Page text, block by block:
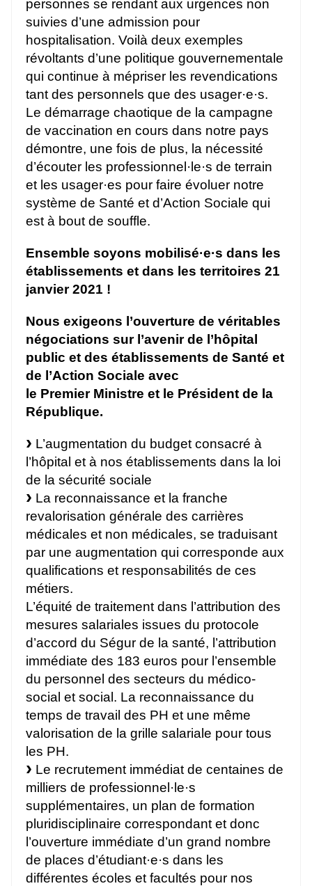
personnes se rendant aux urgences non
suivies d’une admission pour
hospitalisation. Voilà deux exemples
révoltants d’une politique gouvernementale
qui continue à mépriser les revendications
tant des personnels que des usager·e·s.
Le démarrage chaotique de la campagne
de vaccination en cours dans notre pays
démontre, une fois de plus, la nécessité
d’écouter les professionnel·le·s de terrain
et les usager·es pour faire évoluer notre
système de Santé et d’Action Sociale qui
est à bout de souffle.
Ensemble soyons mobilisé·e·s dans les
établissements et dans les territoires 21
janvier 2021 !
Nous exigeons l’ouverture de véritables
négociations sur l’avenir de l’hôpital
public et des établissements de Santé et
de l’Action Sociale avec
le Premier Ministre et le Président de la
République.
L’augmentation du budget consacré à
l’hôpital et à nos établissements dans la loi
de la sécurité sociale
La reconnaissance et la franche
revalorisation générale des carrières
médicales et non médicales, se traduisant
par une augmentation qui corresponde aux
qualifications et responsabilités de ces
métiers.
L’équité de traitement dans l’attribution des
mesures salariales issues du protocole
d’accord du Ségur de la santé, l’attribution
immédiate des 183 euros pour l’ensemble
du personnel des secteurs du médico-
social et social. La reconnaissance du
temps de travail des PH et une même
valorisation de la grille salariale pour tous
les PH.
Le recrutement immédiat de centaines de
milliers de professionnel·le·s
supplémentaires, un plan de formation
pluridisciplinaire correspondant et donc
l’ouverture immédiate d’un grand nombre
de places d’étudiant·e·s dans les
différentes écoles et facultés pour nos